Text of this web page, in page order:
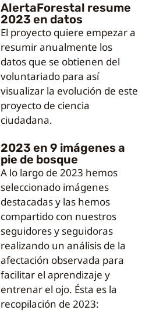
AlertaForestal resume
2023 en datos
El proyecto quiere empezar a
resumir anualmente los
datos que se obtienen del
voluntariado para así
visualizar la evolución de este
proyecto de ciencia
ciudadana.
2023 en 9 imágenes a
pie de bosque
A lo largo de 2023 hemos
seleccionado imágenes
destacadas y las hemos
compartido con nuestros
seguidores y seguidoras
realizando un análisis de la
afectación observada para
facilitar el aprendizaje y
entrenar el ojo. Ésta es la
recopilación de 2023: